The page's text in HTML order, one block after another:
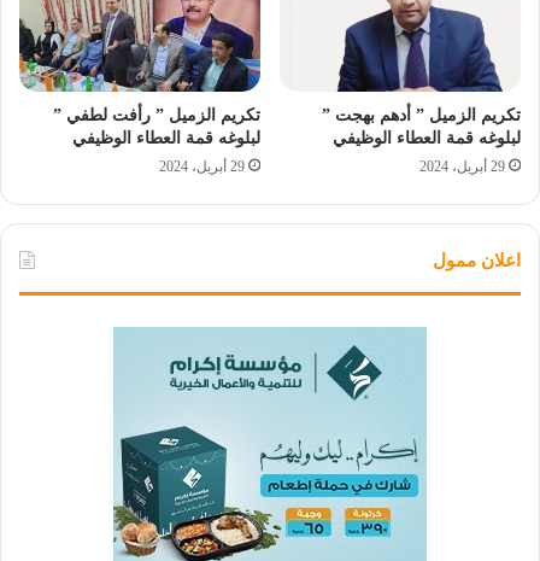
تكريم الزميل ” أدهم بهجت ”
لبلوغه قمة العطاء الوظيفي
29 أبريل، 2024
تكريم الزميل ” رأفت لطفي ”
لبلوغه قمة العطاء الوظيفي
29 أبريل، 2024
اعلان ممول